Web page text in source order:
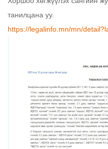
танилцана уу.
https://legalinfo.mn/mn/